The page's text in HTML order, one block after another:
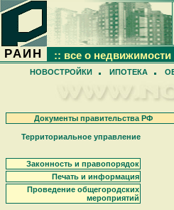
РАИН :: все о недвижимости
НОВОСТРОЙКИ ИПОТЕКА
Документы правительства РФ
Территориальное управление
Законность и правопорядок
Печать и информация
Проведение общегородских
мероприятий